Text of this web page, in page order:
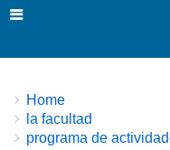
Breadcrumbs
You
are
here:
Home
la facultad
programa de